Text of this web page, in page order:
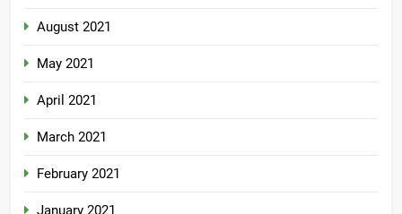
August 2021
May 2021
April 2021
March 2021
February 2021